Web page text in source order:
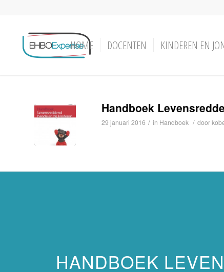
HOME DOCENTEN KINDEREN EN
Handboek
29 januari 2016 / in Handboek / door
HANDBOEK